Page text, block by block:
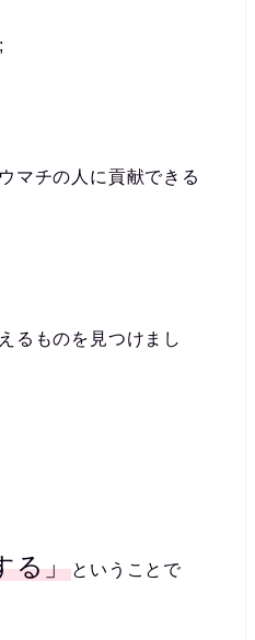
マチの人に貢献できる
るものを見つけまし
る」ということで